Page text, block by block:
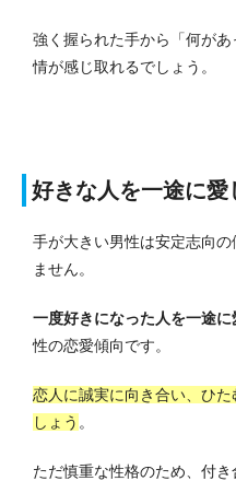
強く握られた手から「何が
情が感じ取れるでしょう。
好きな人を一途に愛
手が大きい男性は安定志向
ません。
一度好きになった人を一途に
性の恋愛傾向です。
恋人に誠実に向き合い、ひ
しょう 。
ただ慎重な性格のため、付